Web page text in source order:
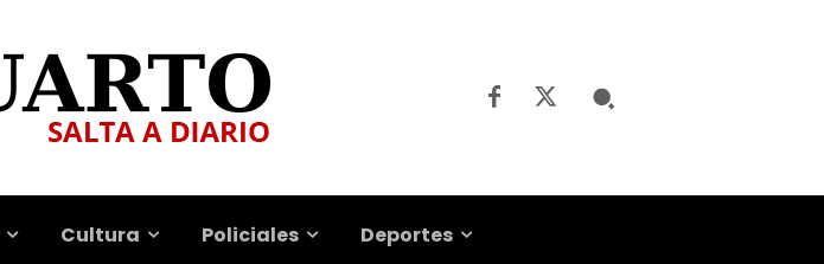
Cultura Policiales Deportes